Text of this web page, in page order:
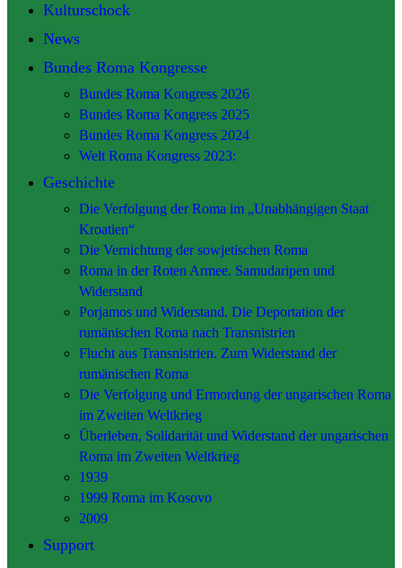
Kulturschock
News
Bundes Roma Kongresse
Bundes Roma Kongress 2026
Bundes Roma Kongress 2025
Bundes Roma Kongress 2024
Welt Roma Kongress 2023:
Geschichte
Die Verfolgung der Roma im „Unabhängigen Staat
Kroatien“
Die Vernichtung der sowjetischen Roma
Roma in der Roten Armee. Samudaripen und
Widerstand
Porjamos und Widerstand. Die Deportation der
rumänischen Roma nach Transnistrien
Flucht aus Transnistrien. Zum Widerstand der
rumänischen Roma
Die Verfolgung und Ermordung der ungarischen Roma
im Zweiten Weltkrieg
Überleben, Solidarität und Widerstand der ungarischen
Roma im Zweiten Weltkrieg
1939
1999 Roma im Kosovo
2009
Support